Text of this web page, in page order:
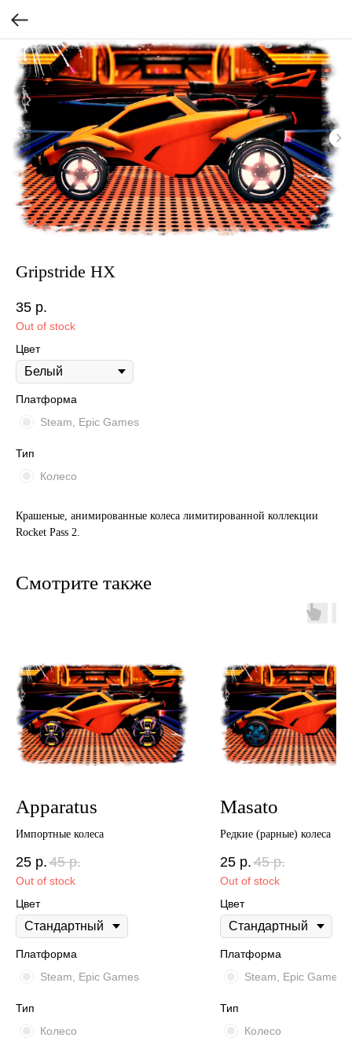
Gripstride HX
35 р.
Out of stock
Цвет
Платформа
Steam, Epic Games
Тип
Колесо
Крашеные, анимированные колеса лимитированной коллекции
Rocket Pass 2.
Смотрите также
Apparatus
Импортные колеса
25 р. 45 р.
Out of stock
Цвет
Платформа
Steam, Epic Games
Тип
Колесо
Masato
Редкие (рарные) колеса
25 р. 45 р.
Out of stock
Цвет
Платформа
Steam, Epic Games
Тип
Колесо